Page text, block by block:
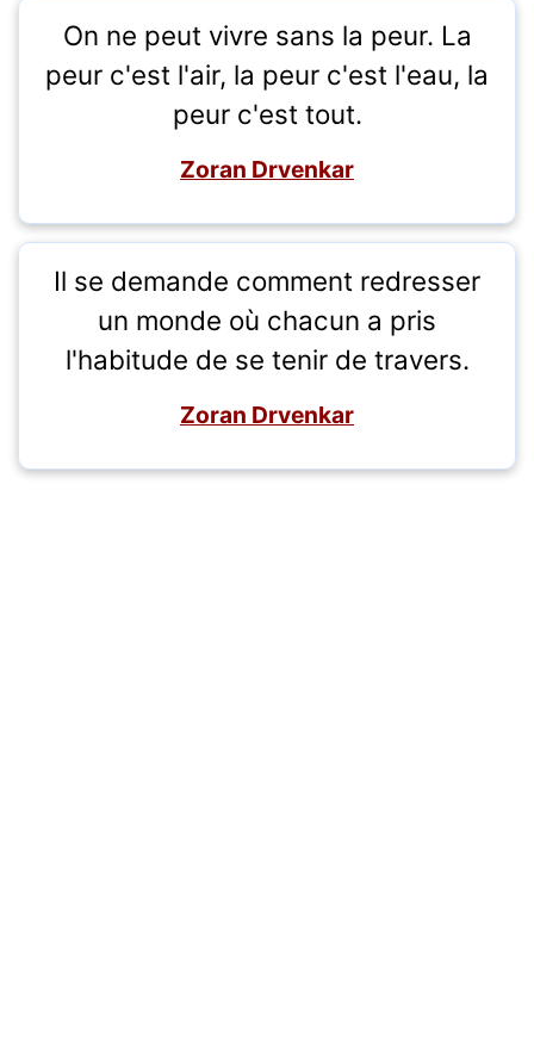
On ne peut vivre sans la peur. La
peur c'est l'air, la peur c'est l'eau, la
peur c'est tout.
Zoran Drvenkar
Il se demande comment redresser
un monde où chacun a pris
l'habitude de se tenir de travers.
Zoran Drvenkar